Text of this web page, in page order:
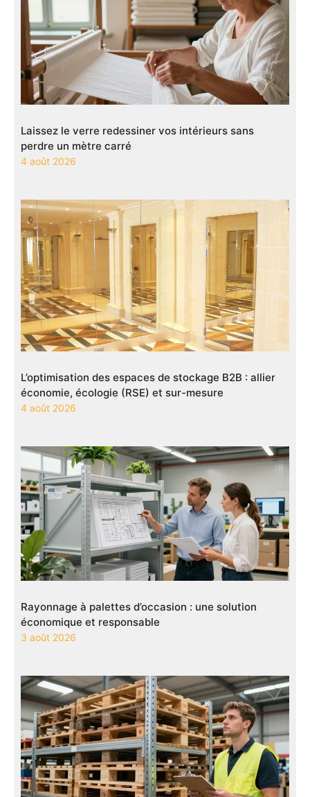
Laissez le verre redessiner vos intérieurs sans
perdre un mètre carré
4 août 2026
L’optimisation des espaces de stockage B2B : allier
économie, écologie (RSE) et sur-mesure
4 août 2026
Rayonnage à palettes d’occasion : une solution
économique et responsable
3 août 2026